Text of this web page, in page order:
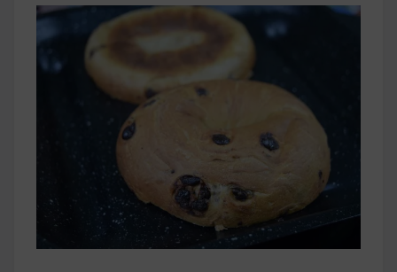
簡單料理
健身重訓菜單
2020 年最新蛋白粉終極指南，讓你一次搞
清楚！